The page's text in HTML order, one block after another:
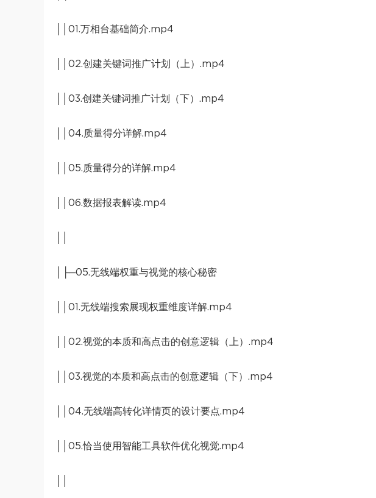
││01.万相台基础简介.mp4
││02.创建关键词推广计划（上）.mp4
││03.创建关键词推广计划（下）.mp4
││04.质量得分详解.mp4
││05.质量得分的详解.mp4
││06.数据报表解读.mp4
│├─05.无线端权重与视觉的核心秘密
││01.无线端搜索展现权重维度详解.mp4
││02.视觉的本质和高点击的创意逻辑（上）.mp4
││03.视觉的本质和高点击的创意逻辑（下）.mp4
││04.无线端高转化详情页的设计要点.mp4
││05.恰当使用智能工具软件优化视觉.mp4